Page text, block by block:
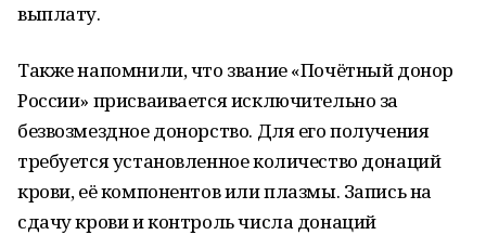
выплату.
Также напомнили, что звание «Почётный донор
России» присваивается исключительно за
безвозмездное донорство. Для его получения
требуется установленное количество донаций
крови, её компонентов или плазмы. Запись на
сдачу крови и контроль числа донаций